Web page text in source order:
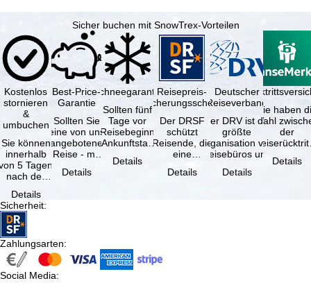
Sicher buchen mit SnowTrex-Vorteilen
Kostenlos
stornieren
&
umbuchen
Sie können
innerhalb
5 Tagen
nach der
kostenfrei
…
Details
Best-Price-
Garantie
Sollten Sie
eine von uns
angebotene
Reise - mit
Verfügbarkeit
Details
Schneegarantie
Sollten fünf
Tage vor
Reisebeginn
(Ankunftstag)
aufgrund von
Schneemangel
Details
Reisepreis-
Sicherungsschein
Der DRSF
schützt
Reisende, die
eine
oder
Details
Deutscher
Reiseverband
Der DRV ist die
größte
Organisation von
Reisebüros und
Reiseveranstaltern
in …
Details
Sie haben
Wahl
der
(inklusive
Details
Sicherheit:
Zahlungsarten:
Social Media: